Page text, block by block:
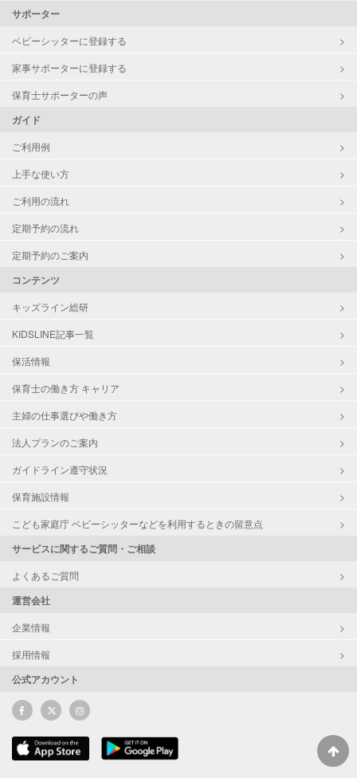
サポーター
ベビーシッターに登録する
家事サポーターに登録する
保育士サポーターの声
ガイド
ご利用例
上手な使い方
ご利用の流れ
定期予約の流れ
定期予約のご案内
コンテンツ
キッズライン総研
KIDSLINE記事一覧
保活情報
保育士の働き方 キャリア
主婦の仕事選びや働き方
法人プランのご案内
ガイドライン遵守状況
保育施設情報
こども家庭庁 ベビーシッターなどを利用するときの留意点
サービスに関するご質問・ご相談
よくあるご質問
運営会社
企業情報
採用情報
公式アカウント